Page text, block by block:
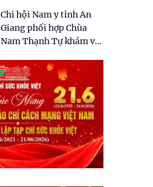
dân tại xã Tân Tập
Chi hội Nam y tỉnh An
Giang phối hợp Chùa
Nam Thạnh Tự khám và
nhân dân